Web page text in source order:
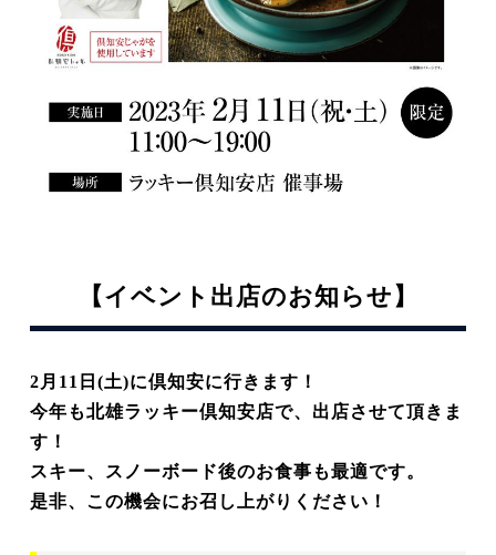
【イベント出店のお知らせ】
2月11日(土)に倶知安に行きます！
今年も北雄ラッキー倶知安店で、出店させて頂きま
す！
スキー、スノーボード後のお食事も最適です。
是非、この機会にお召し上がりください！